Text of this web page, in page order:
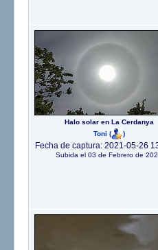
Halo solar en La Cerdanya
Toni ( )
Fecha de captura: 2021-05-26
Subida el 03 de Febrero de